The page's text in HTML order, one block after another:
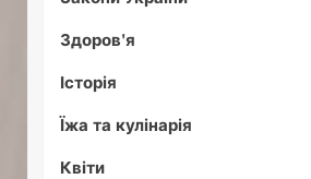
Здоров'я
Історія
Їжа та кулінарія
Квіти